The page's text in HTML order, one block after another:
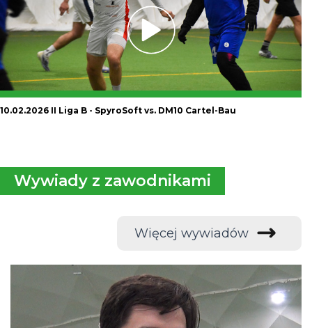
10.02.2026 II Liga B - SpyroSoft vs. DM10 Cartel-Bau
Wywiady z zawodnikami
Więcej wywiadów